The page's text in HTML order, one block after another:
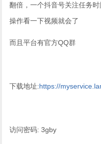
翻倍，一个抖音号关注任务
操作看一下视频就会了
而且平台有官方QQ群
下载地址:https://
访问密码: 3gby